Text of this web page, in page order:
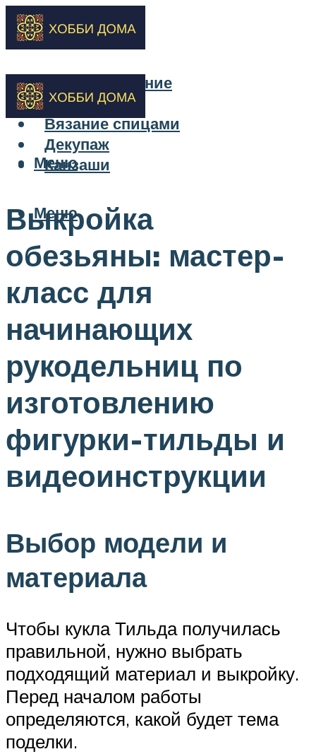
Бисероплетение
Вышивка
Вязание спицами
Декупаж
Канзаши
Меню
Меню
Выкройка
обезьяны: мастер-
класс для
начинающих
рукодельниц по
изготовлению
фигурки-тильды и
видеоинструкции
Выбор модели и
материала
Чтобы кукла Тильда получилась
правильной, нужно выбрать
подходящий материал и выкройку.
Перед началом работы
определяются, какой будет тема
поделки.